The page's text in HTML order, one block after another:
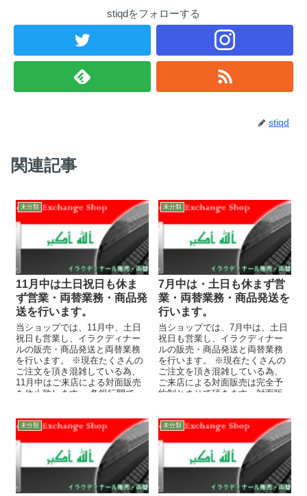
stiqdをフォローする
stiqd
関連記事
未分類
11月中は土日祝日も休ま
ず営業・両替業務・商品発
送を行います。
当ショップでは、11月中、土日
祝日も営業し、イラクディナー
ルの販売・商品発送と両替業務
を行います。 ※現在たくさんの
ご注文を頂き混雑している為、
11月中はご来店による対面販売
を休止致します。 各銀行間で
未分類
7月中は・土日も休まず営
業・両替業務・商品発送を
行います。
当ショップでは、7月中は、土日
祝日も営業し、イラクディナー
ルの販売・商品発送と両替業務
を行います。 ※現在たくさんの
ご注文を頂き混雑している為、
ご来店による対面販売は完全予
約制とさせて頂きます。対面販
未分類 未分類